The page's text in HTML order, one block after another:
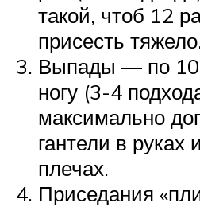
такой, чтоб 12
присесть
Выпады — по 10
ногу (3-4
максимально
гантели в руках
плечах.
Приседания